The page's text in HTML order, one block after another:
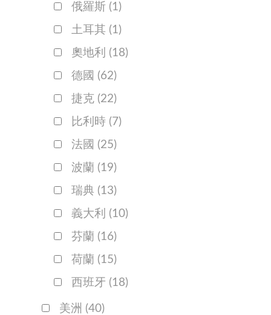
俄羅斯 (1)
土耳其 (1)
奧地利 (18)
德國 (62)
捷克 (22)
比利時 (7)
法國 (25)
波蘭 (19)
瑞典 (13)
義大利 (10)
芬蘭 (16)
荷蘭 (15)
西班牙 (18)
美洲 (40)